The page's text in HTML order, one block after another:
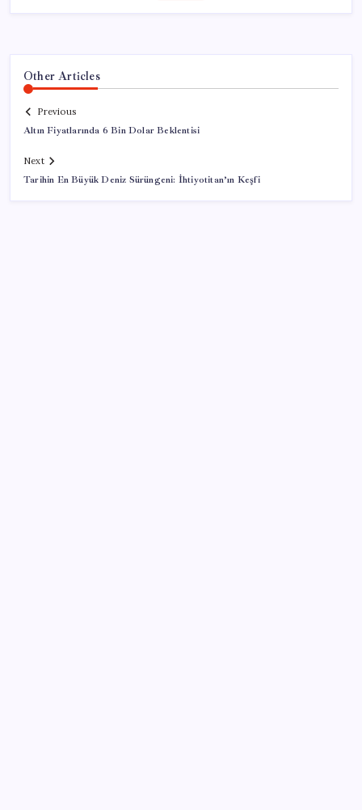
Other Articles
Previous
Altın Fiyatlarında 6 Bin Dolar Beklentisi
Next
Tarihin En Büyük Deniz Sürüngeni: İhtiyotitan’ın Keşfi